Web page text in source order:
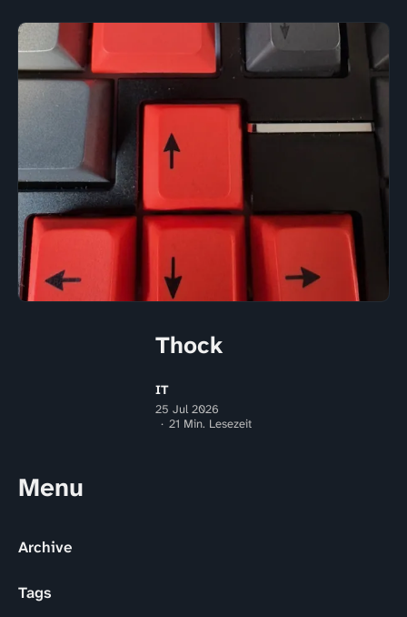
Thock
IT
25 Jul 2026
21 Min. Lesezeit
Menu
Archive
Tags